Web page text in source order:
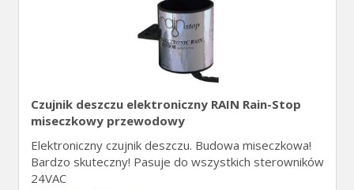
Czujnik deszczu elektroniczny RAIN Rain-Stop
miseczkowy przewodowy
Elektroniczny czujnik deszczu. Budowa miseczkowa!
Bardzo skuteczny! Pasuje do wszystkich sterowników
24VAC